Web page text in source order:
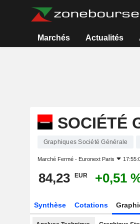
Marchés Actualités
SOCIÉTÉ
Graphiques Société Générale
Marché Fermé - Euronext Paris
84,23 EUR +0,51
Synthèse Cotations